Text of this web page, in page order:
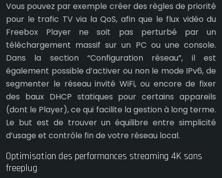
Vous pouvez par exemple créer des règles de priorité
pour le trafic TV via la QoS, afin que le flux vidéo du
Freebox Player ne soit pas perturbé par un
téléchargement massif sur un PC ou une console.
Dans la section “Configuration réseau”, il est
également possible d’activer ou non le mode IPv6, de
segmenter le réseau invité WiFi, ou encore de fixer
des baux DHCP statiques pour certains appareils
(dont le Player), ce qui facilite la gestion à long terme.
Le but est de trouver un équilibre entre simplicité
d’usage et contrôle fin de votre réseau local.
Optimisation des performances streaming 4K sans
freeplug